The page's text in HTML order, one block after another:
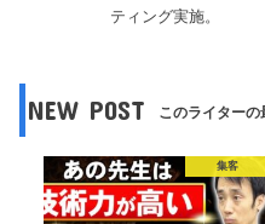
ティング実施。
NEW POST このライターの
集客